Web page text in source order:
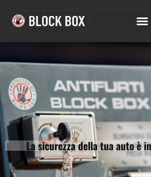
La sicurezza della tua auto è